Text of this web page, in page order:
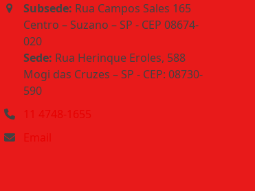
Subsede: Rua Campos Sales 165
Centro – Suzano – SP - CEP 08674-
020
Sede: Rua Herinque Eroles, 588
Mogi das Cruzes – SP - CEP: 08730-
590
11 4748-1655
Email